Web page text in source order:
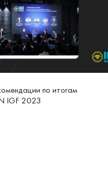
по итогам
IGF 2023